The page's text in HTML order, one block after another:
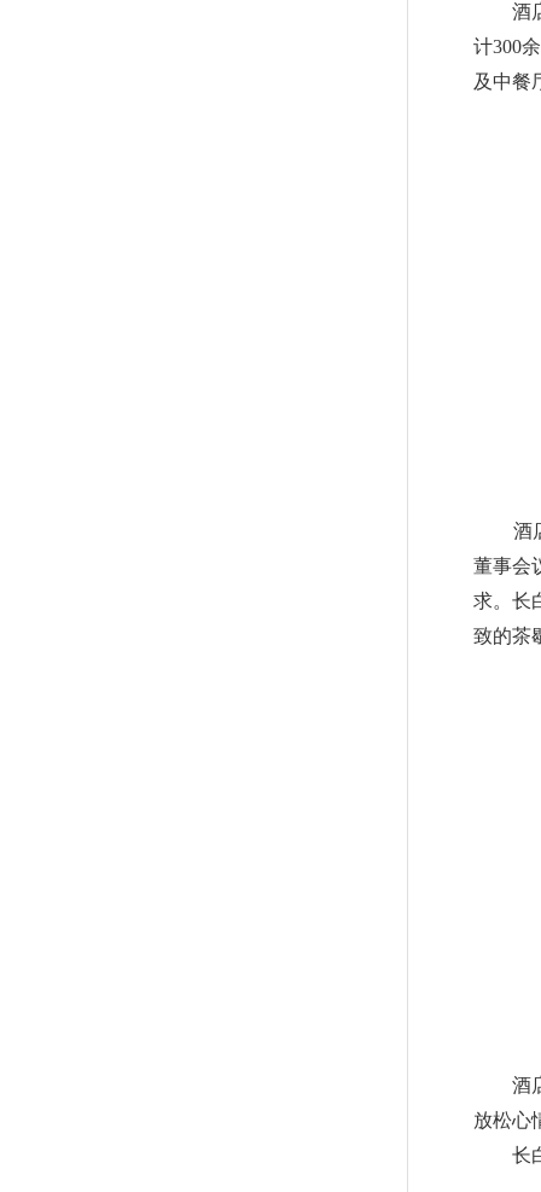
酒
计300
及中餐
酒
董事会
求。长
致的茶
酒
放松心
长